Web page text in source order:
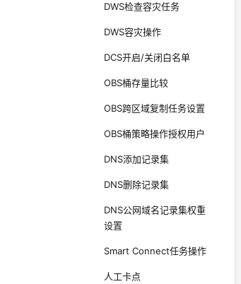
DWS检查容灾任务
DWS容灾操作
DCS开启/关闭白名单
OBS桶存量比较
OBS跨区域复制任务设置
OBS桶策略操作授权用户
DNS添加记录集
DNS删除记录集
DNS公网域名记录集权重
设置
Smart Connect任务操作
人工卡点